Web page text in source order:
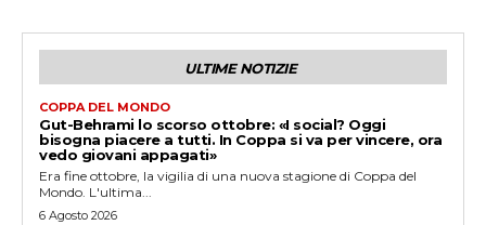
ULTIME NOTIZIE
COPPA DEL MONDO
Gut-Behrami lo scorso ottobre: «I social? Oggi
bisogna piacere a tutti. In Coppa si va per vincere, ora
vedo giovani appagati»
Era fine ottobre, la vigilia di una nuova stagione di Coppa del
Mondo. L'ultima...
6 Agosto 2026